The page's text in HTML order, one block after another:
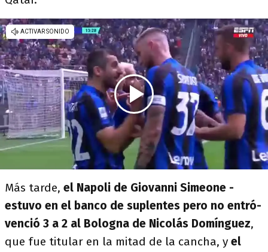
Más tarde, el Napoli de Giovanni Simeone -
estuvo en el banco de suplentes pero no entró-
venció 3 a 2 al Bologna de Nicolás Domínguez,
que fue titular en la mitad de la cancha, y el